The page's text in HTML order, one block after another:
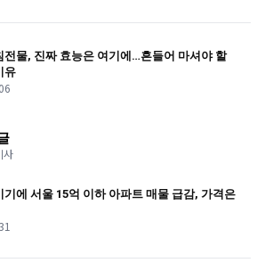
전물, 진짜 효능은 여기에…흔들어 마셔야 할
유
사
기에 서울 15억 이하 아파트 매물 급감, 가격은